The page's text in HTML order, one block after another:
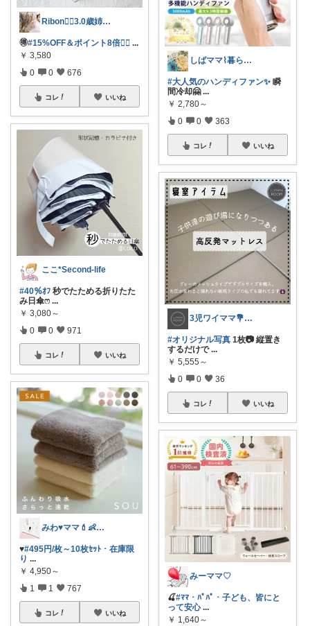
Ribon❁⃘3.0歳姉妹ﾏﾏ👧🏻♡
🉐#15%OFF＆ポイント8倍❤️‍🔥 ...
￥ 3,580
0 0 676
コレ いいね
ここ*Second-life
#40％ｵﾌ 秒でたためる折りたた
み日傘ෆ ...
￥ 3,080～
0 0 971
コレ いいね
みわ♥️ママ💄👶夏かわいい
♥️#495円/枚～10枚ｾｯﾄ・在庫限
り ...
￥ 4,950～
1 1 767
コレ いいね
しばママ⌇暮らしと子育て
#大人気のハンディファン✨ 瞬
間冷却🤗...
￥ 2,780～
0 0 363
コレ いいね
3児ワイママ💐バタバタでも回る暮らし✨
#オリジナル写真 1枚📷 縦置き
するだけで ...
￥ 5,555～
0 0 36
コレ いいね
みーママ♡
🍒#ﾏﾏ・ﾊﾟﾊﾟ・子ども、皆にと
って安心 ...
￥ 1,640～